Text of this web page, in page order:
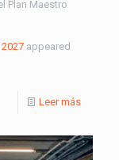
Plan Maestro
appeared
Leer más